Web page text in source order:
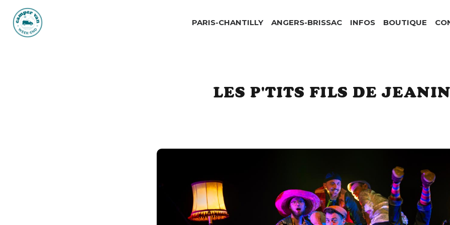
PARIS-CHANTILLY ANGERS-BRISSAC INFOS BOUTIQUE
LES P'TITS FILS DE